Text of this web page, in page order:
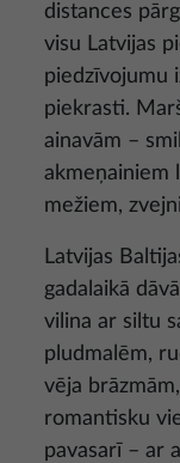
distances
visu Latvijas
piedzīvojumu
piekrasti.
ainavām –
akmeņainiem
mežiem,
Latvijas
gadalaikā
vilina ar siltu
pludmalēm,
vēja
romantisku
pavasarī – ar